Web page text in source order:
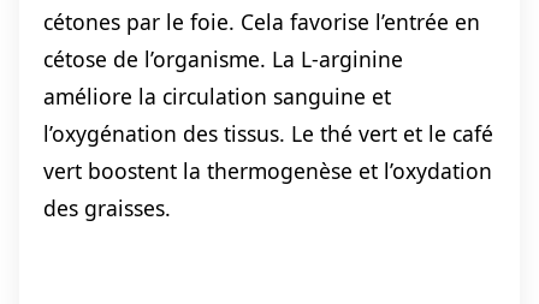
cétones par le foie. Cela favorise l’entrée en
cétose de l’organisme. La L-arginine
améliore la circulation sanguine et
l’oxygénation des tissus. Le thé vert et le café
vert boostent la thermogenèse et l’oxydation
des graisses.